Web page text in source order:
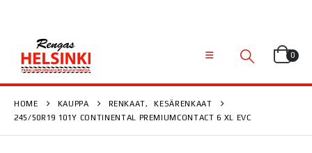
0
HOME KAUPPA RENKAAT,
KESÄRENKAAT
245/50R19 101Y CONTINENTAL PREMIUMCONTACT 6 XL EVC